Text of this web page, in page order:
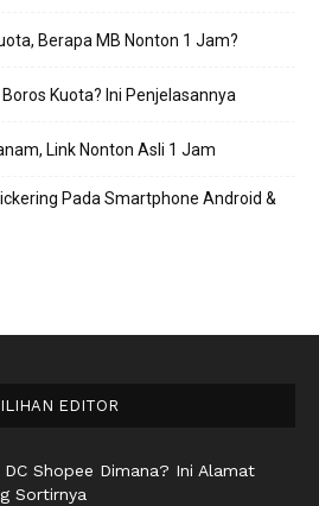
Berapa MB Nonton 1 Jam?
Kuota? Ini Penjelasannya
Link Nonton Asli 1 Jam
Pada Smartphone Android &
EDITOR
DC Shopee Dimana? Ini Alamat
Sortirnya